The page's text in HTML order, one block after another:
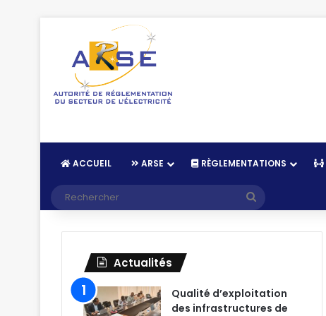
ACCUEIL ARSE RÈGLEMENTATIONS
Actualités
Qualité d’exploitation
des infrastructures de